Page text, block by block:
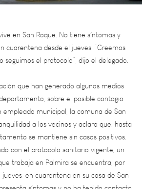
en San Roque. No tiene síntomas y
desde el jueves. “Creemos
el protocolo”, dijo el delegado.
que han generado algunos medios
sobre el posible contagio
municipal, la comuna de San
a los vecinos y aclara que, hasta
se mantiene sin casos positivos.
con el protocolo sanitario vigente, un
trabaja en Palmira se encuentra, por
en cuarentena en su casa de San
síntomas y no ha tenido contacto